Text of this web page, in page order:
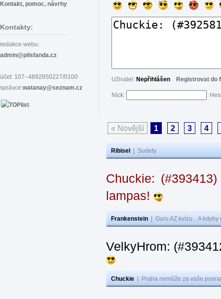
Kontakt, pomoc, návrhy
Kontakty:
redakce webu:
admin@pilsfanda.cz
účet: 107–4892850227/0100
správce:watanay@seznam.cz
Uživatel: Nepřihlášen Registrovat do
Nick:
« Novější 1 2 3 4
Ribisel Sudety
Chuckie:
lampas!
Frankenstein Guru AZ kvízu... A
VelkyHrom:
Chuckie Praha nemůže za vaše